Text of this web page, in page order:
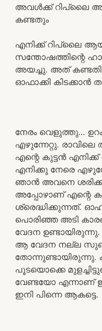
അവൾക്ക് റിപ്ലൈ
കണ്ടതും
എനിക്ക് റിപ്ലൈ ആയ്
സന്തോഷത്തിന്റെ
അയച്ചു. അത്
ഓഫാക്കി കിടക്കാൻ
നേരം വെളുത്തു…
എഴുന്നേറ്റു.
എന്റെ കുട്ടൻ
എനിക്കു നേരെ
ഞാൻ അവനെ ശരിക്കും
അപ്പോഴാണ് എന്റെ
ശ്രെദ്ധിക്കുന്നത്.
പൊരിഞ്ഞ അടി
വേദന
ആ വേദന നല്ല
പൂടയൊക്കെ
വേണ്ടയോ എന്നാണ്
ഇനി പിന്നെ ആകട്ടെ.